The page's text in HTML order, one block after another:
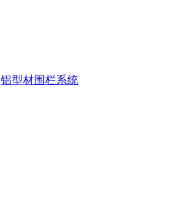
铝型材围栏系统